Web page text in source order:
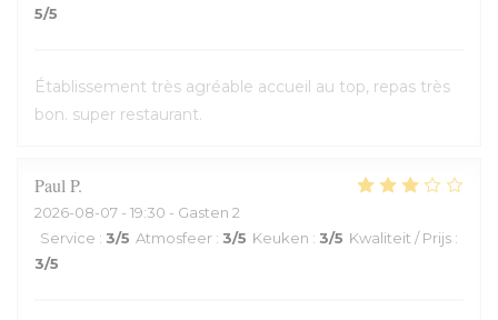
5/5
Établissement très agréable accueil au top, repas très
bon. super restaurant.
Paul P
2026-08-07 - 19:30 - Gasten 2
Service : 3/5 Atmosfeer : 3/5 Keuken : 3/5 Kwaliteit / Prijs :
3/5